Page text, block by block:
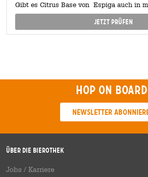
Gibt es Citrus Base von Espiga auch in
Jetzt prüfen
Hop on
Newsletter
Über die Bierothek
Jobs / Karriere